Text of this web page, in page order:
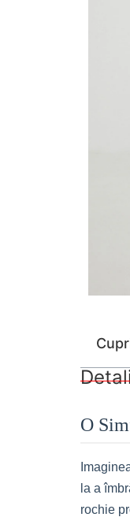
O
la a
rochie